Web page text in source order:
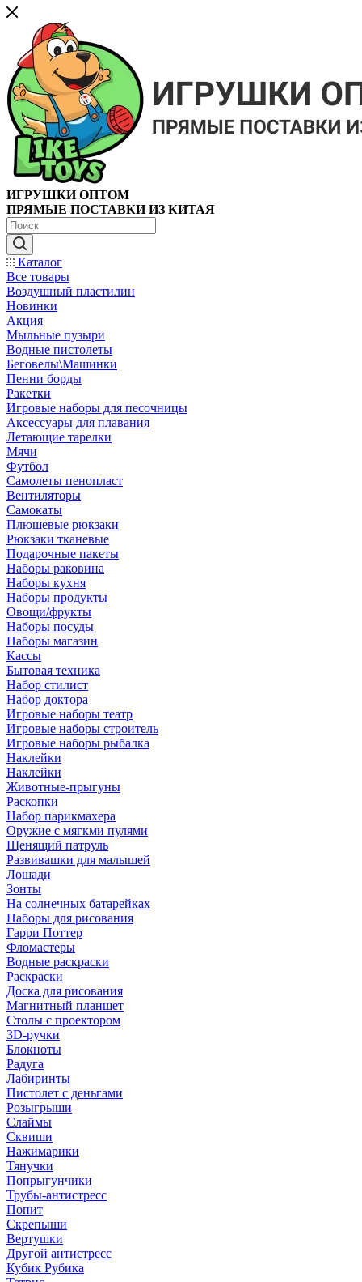
ИГРУШКИ ОПТОМ
ПРЯМЫЕ ПОСТАВКИ ИЗ КИТАЯ
Каталог
Все товары
Воздушный пластилин
Новинки
Акция
Мыльные пузыри
Водные пистолеты
Беговелы\Машинки
Пенни борды
Ракетки
Игровые наборы для песочницы
Аксессуары для плавания
Летающие тарелки
Мячи
Футбол
Самолеты пенопласт
Вентиляторы
Самокаты
Плюшевые рюкзаки
Рюкзаки тканевые
Подарочные пакеты
Наборы раковина
Наборы кухня
Наборы продукты
Овощи/фрукты
Наборы посуды
Наборы магазин
Кассы
Бытовая техника
Набор стилист
Набор доктора
Игровые наборы театр
Игровые наборы строитель
Игровые наборы рыбалка
Наклейки
Наклейки
Животные-прыгуны
Раскопки
Набор парикмахера
Оружие с мягкми пулями
Щенящий патруль
Развивашки для малышей
Лошади
Зонты
На солнечных батарейках
Наборы для рисования
Гарри Поттер
Фломастеры
Водные раскраски
Раскраски
Доска для рисования
Магнитный планшет
Столы с проектором
3D-ручки
Блокноты
Радуга
Лабиринты
Пистолет с деньгами
Розыгрыши
Слаймы
Сквиши
Нажимарики
Тянучки
Попрыгунчики
Трубы-антистресс
Попит
Скрепыши
Вертушки
Другой антистресс
Кубик Рубика